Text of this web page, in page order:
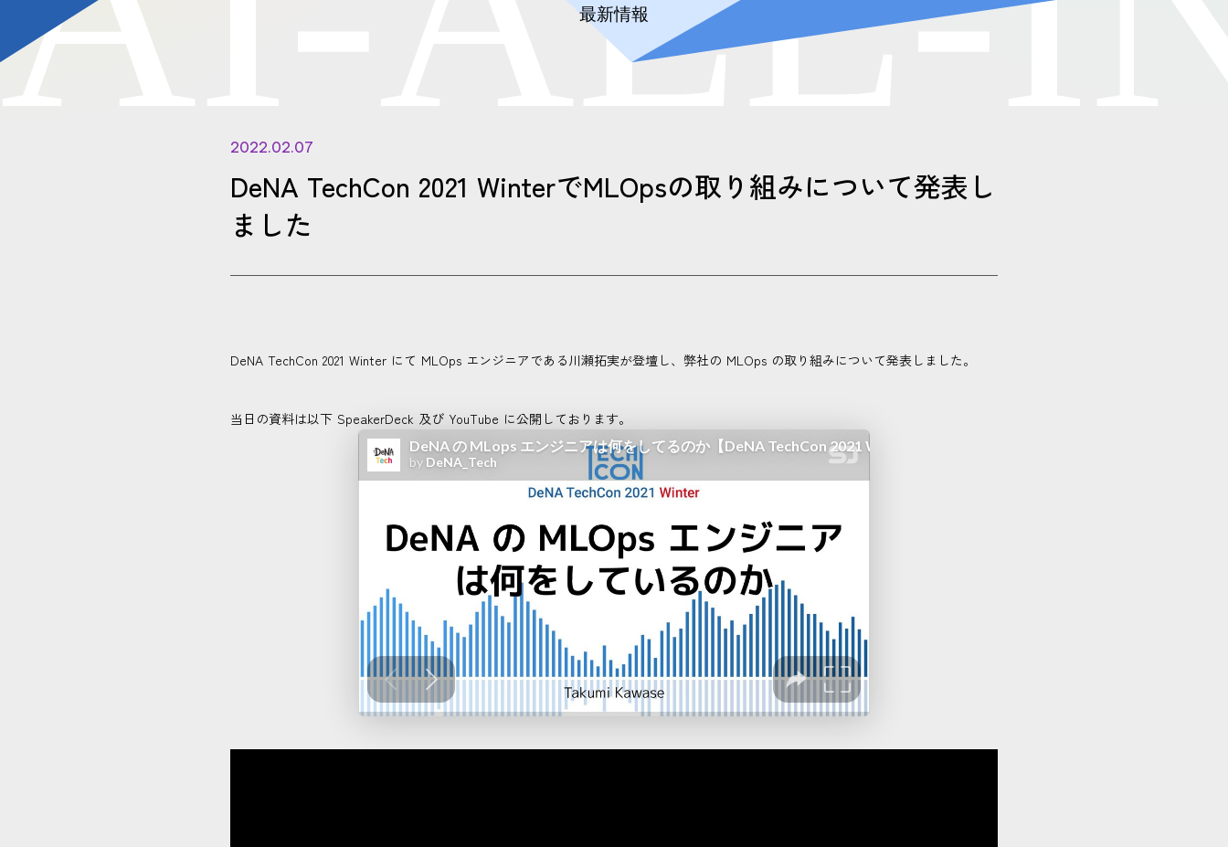
最新情報
2022.02.07
DeNA TechCon 2021 WinterでMLOpsの取り組みについて発表し
ました
DeNA TechCon 2021 Winter にて MLOps エンジニアである川瀬拓実が登壇し、弊社の MLOps の取り組みについて発表しました。
当日の資料は以下 SpeakerDeck 及び YouTube に公開しております。